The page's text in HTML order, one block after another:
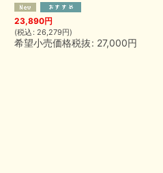
23,890円
(税込 : 26,279円)
希望小売価格税抜: 27,000円